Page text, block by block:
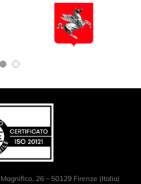
26 – 50129 Firenze (Italia)